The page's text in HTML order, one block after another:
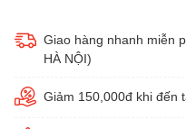
Giao hàng nhanh miễn
HÀ NỘI)
Giảm 150,000đ khi đến